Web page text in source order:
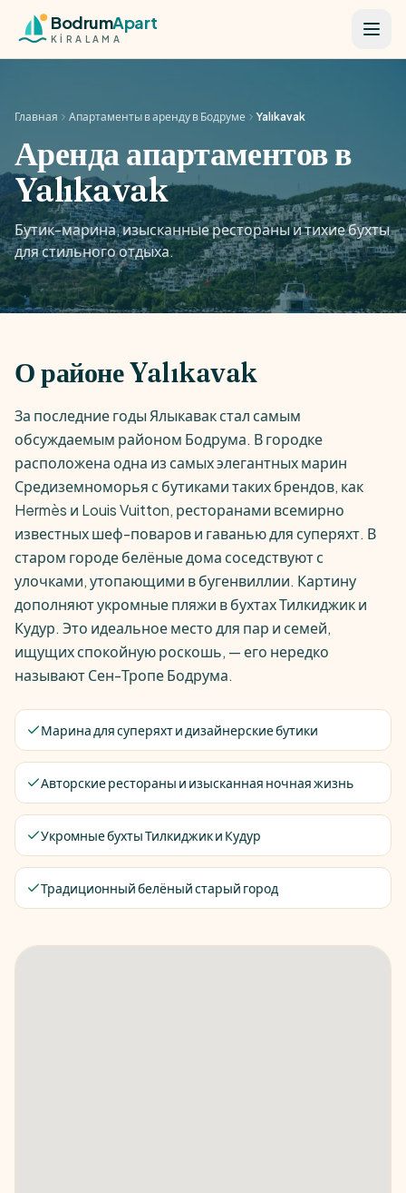
Skip to content
BodrumApart
KİRALAMA
Главная Апартаменты в аренду в Бодруме Yalıkavak
Аренда апартаментов в
Yalıkavak
Бутик-марина, изысканные рестораны и тихие бухты
для стильного отдыха.
О районе Yalıkavak
За последние годы Ялыкавак стал самым
обсуждаемым районом Бодрума. В городке
расположена одна из самых элегантных марин
Средиземноморья с бутиками таких брендов, как
Hermès и Louis Vuitton, ресторанами всемирно
известных шеф-поваров и гаванью для суперяхт. В
старом городе белёные дома соседствуют с
улочками, утопающими в бугенвиллии. Картину
дополняют укромные пляжи в бухтах Тилкиджик и
Кудур. Это идеальное место для пар и семей,
ищущих спокойную роскошь, — его нередко
называют Сен-Тропе Бодрума.
Марина для суперяхт и дизайнерские бутики
Авторские рестораны и изысканная ночная жизнь
Укромные бухты Тилкиджик и Кудур
Традиционный белёный старый город